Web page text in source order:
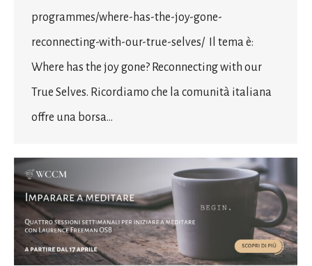
programmes/where-has-the-joy-gone-
reconnecting-with-our-true-selves/ Il tema è:
Where has the joy gone? Reconnecting with our
True Selves. Ricordiamo che la comunità italiana
offre una borsa…